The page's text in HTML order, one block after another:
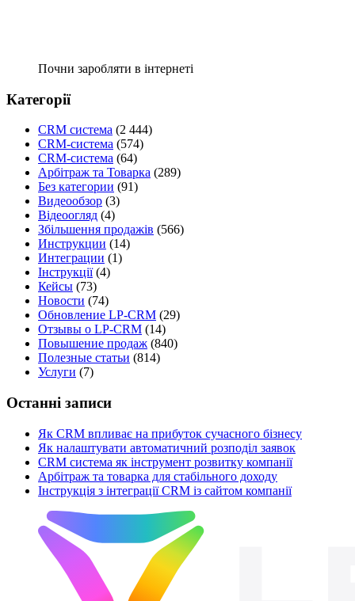
Почни заробляти в інтернеті
Категорії
CRM система (2 444)
CRM-система (574)
CRM-система (64)
Арбітраж та Товарка (289)
Без категории (91)
Видеообзор (3)
Відеоогляд (4)
Збільшення продажів (566)
Инструкции (14)
Интеграции (1)
Інструкції(4)
Кейсы (73)
Новости (74)
Обновление LP-CRM (29)
Отзывы о LP-CRM (14)
Повышение продаж (840)
Полезные статьи (814)
Услуги (7)
Останні записи
Як CRM впливає на прибуток сучасного бізнесу
Як налаштувати автоматичний розподіл заявок
CRM система як інструмент розвитку компанії
Арбітраж та товарка для стабільного доходу
Інструкція з інтеграції CRM із сайтом компанії